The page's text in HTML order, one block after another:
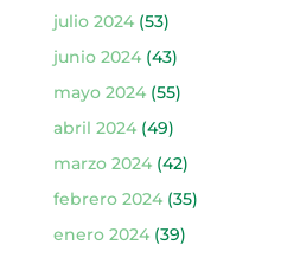
julio 2024(53)
junio 2024(43)
mayo 2024(55)
abril 2024(49)
marzo 2024(42)
febrero 2024(35)
enero 2024(39)